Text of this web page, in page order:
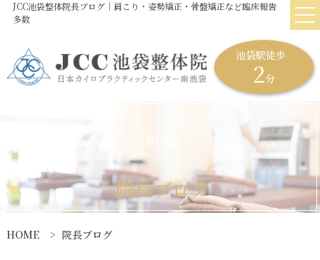
JCC池袋整体院長ブログ｜肩こり・姿勢矯正・骨盤矯正など臨床報告
多数
池袋駅徒歩
2分
院長ブログ
HOME 院長ブログ